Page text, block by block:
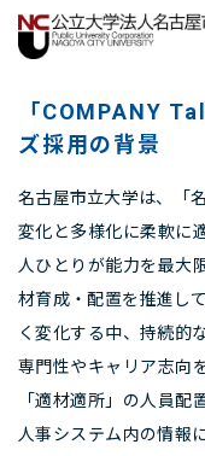
「COMPANY
ズ採用の背景
名古屋市立大学は、「
変化と多様化に柔軟に
人ひとりが能力を最大
材育成・配置を推進し
く変化する中、持続的
専門性やキャリア志向
「適材適所」の人員
人事システム内の情報